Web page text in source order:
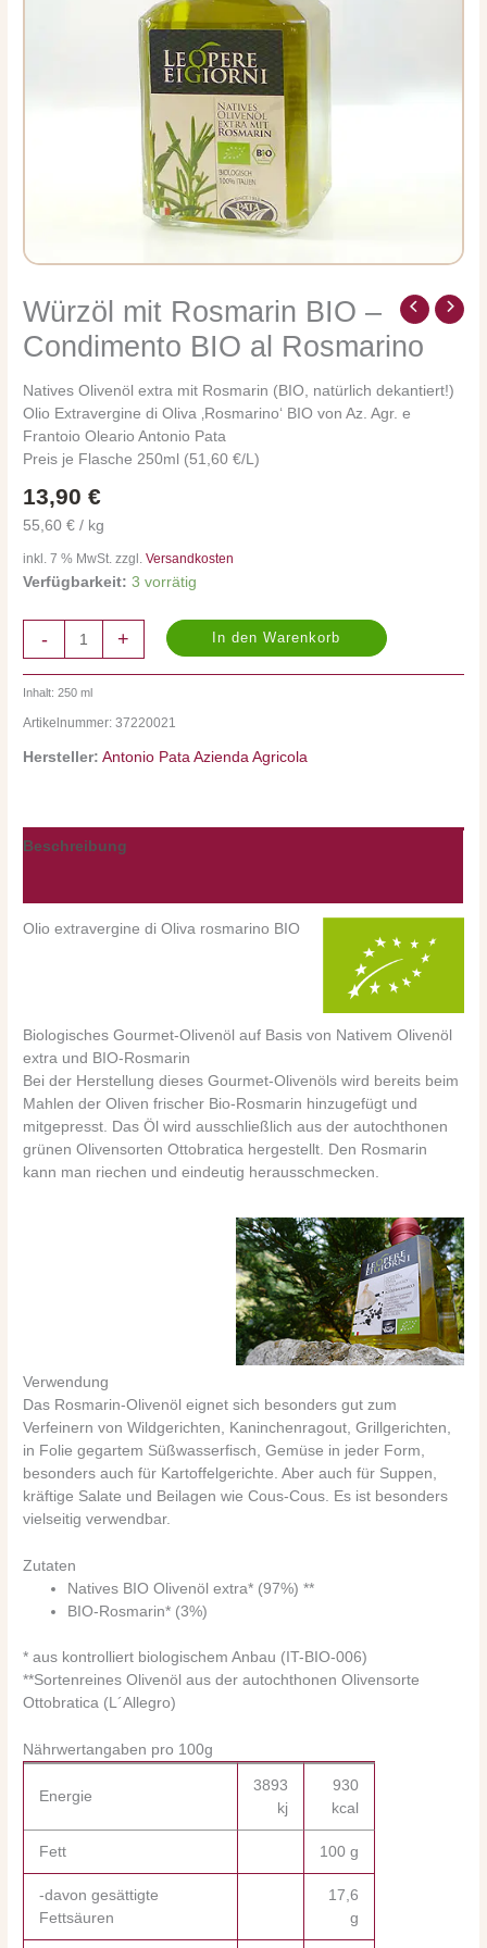
Würzöl mit Rosmarin BIO –
Condimento BIO al Rosmarino
Natives Olivenöl extra mit Rosmarin (BIO, natürlich dekantiert!)
Olio Extravergine di Oliva ‚Rosmarino‘ BIO von Az. Agr. e
Frantoio Oleario Antonio Pata
Preis je Flasche 250ml (51,60 €/L)
13,90€
55,60 € / kg
inkl. 7 % MwSt. zzgl.Versandkosten
Verfügbarkeit: 3 vorrätig
-
Würzöl
Rosmarin
-
Condimento
BIO
al
Rosmarino
Menge
+ In den Warenkorb
Inhalt: 250ml
Artikelnummer:37220021
Hersteller: Antonio Pata Azienda Agricola
Beschreibung
Olio extravergine di Oliva rosmarino BIO
Biologisches Gourmet-Olivenöl auf Basis von Nativem Olivenöl
extra und BIO-Rosmarin
Bei der Herstellung dieses Gourmet-Olivenöls wird bereits beim
Mahlen der Oliven frischer Bio-Rosmarin hinzugefügt und
mitgepresst. Das Öl wird ausschließlich aus der autochthonen
grünen Olivensorten Ottobratica hergestellt. Den Rosmarin
kann man riechen und eindeutig herausschmecken.
Verwendung
Das Rosmarin-Olivenöl eignet sich besonders gut zum
Verfeinern von Wildgerichten, Kaninchenragout, Grillgerichten,
in Folie gegartem Süßwasserfisch, Gemüse in jeder Form,
besonders auch für Kartoffelgerichte. Aber auch für Suppen,
kräftige Salate und Beilagen wie Cous-Cous. Es ist besonders
vielseitig verwendbar.
Zutaten
Natives BIO Olivenöl extra* (97%) **
BIO-Rosmarin* (3%)
* aus kontrolliert biologischem Anbau (IT-BIO-006)
**Sortenreines Olivenöl aus der autochthonen Olivensorte
Ottobratica (L´Allegro)
Nährwertangaben pro 100g
Energie
3893
kj
930
kcal
Fett 100 g
-davon gesättigte
Fettsäuren
17,6
g